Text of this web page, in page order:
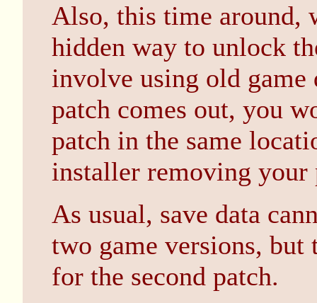
Also, this time around,
hidden way to unlock
involve using old game
patch comes out, you
patch in the same
installer removing your
As usual, save data
two game versions, but
for the second patch.